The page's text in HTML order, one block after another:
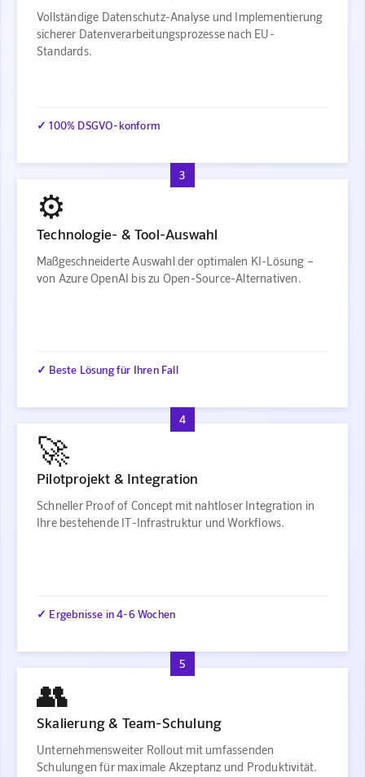
Vollständige Datenschutz-Analyse und Implementierung
sicherer Datenverarbeitungsprozesse nach EU-
Standards.
✓ 100% DSGVO-konform
3
⚙️
Technologie- & Tool-Auswahl
Maßgeschneiderte Auswahl der optimalen KI-Lösung –
von Azure OpenAI bis zu Open-Source-Alternativen.
✓ Beste Lösung für Ihren Fall
4
🚀
Pilotprojekt & Integration
Schneller Proof of Concept mit nahtloser Integration in
Ihre bestehende IT-Infrastruktur und Workflows.
✓ Ergebnisse in 4-6 Wochen
5
👥
Skalierung & Team-Schulung
Unternehmensweiter Rollout mit umfassenden
Schulungen für maximale Akzeptanz und Produktivität.